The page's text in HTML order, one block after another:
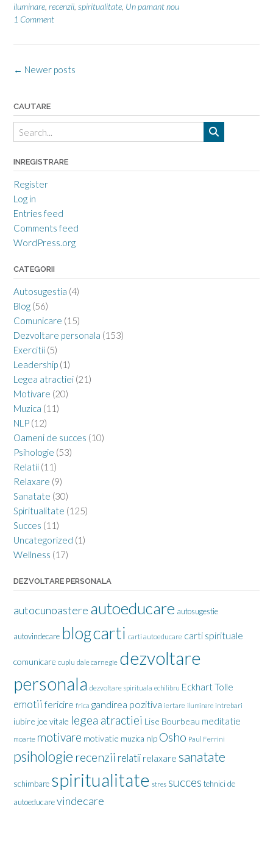
iluminare recenzii spiritualitate Un pamant nou
1 Comment
Posts
← Newer posts
CAUTARE
INREGISTRARE
Register
Log in
Entries feed
Comments feed
WordPress.org
CATEGORII
Autosugestia (4)
Blog (56)
Comunicare (15)
Dezvoltare personala (153)
Exercitii (5)
Leadership (1)
Legea atractiei (21)
Motivare (20)
Muzica (11)
NLP (12)
Oameni de succes (10)
Psihologie (53)
Relatii (11)
Relaxare (9)
Sanatate (30)
Spiritualitate (125)
Succes (11)
Uncategorized (1)
Wellness (17)
DEZVOLTARE PERSONALA
autocunoastere autoeducare autosugestie
autovindecare blogcarti carti autoeducare carti spirituale
comunicare cuplu dale carnegie dezvoltare
personala dezvoltare spirituala echilibru Eckhart Tolle
emotii fericire frica gandirea pozitiva iertare iluminare intrebari
iubire joe vitale legea atractiei Lise Bourbeau meditatie
moarte motivare motivatie muzica nlp Osho Paul Ferrini
psihologie recenzii relatii relaxare sanatate
schimbare spiritualitate stres succes tehnici de
autoeducarevindecare